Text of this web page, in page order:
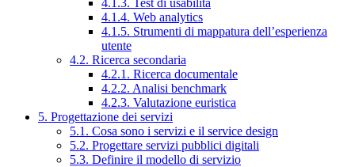
4.1.4. Web analytics
4.1.5. Strumenti di mappatura dell’esperienza
utente
4.2. Ricerca secondaria
4.2.1. Ricerca documentale
4.2.2. Analisi benchmark
4.2.3. Valutazione euristica
5. Progettazione dei servizi
5.1. Cosa sono i servizi e il service design
5.2. Progettare servizi pubblici digitali
5.3. Definire il modello di servizio